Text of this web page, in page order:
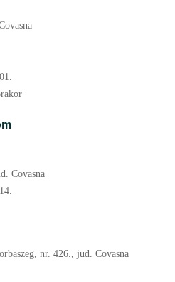
01.
Covasna
14.
nr. 426., jud. Covasna